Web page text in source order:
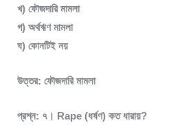
খ) ফৌজদারি মামলা
গ) অর্থঋণ মামলা
ঘ) কোনটিই নয়
উত্তর: ফৌজদারি মামলা
প্রশ্ন: ৭। Rape (ধর্ষণ) কত ধারায়?